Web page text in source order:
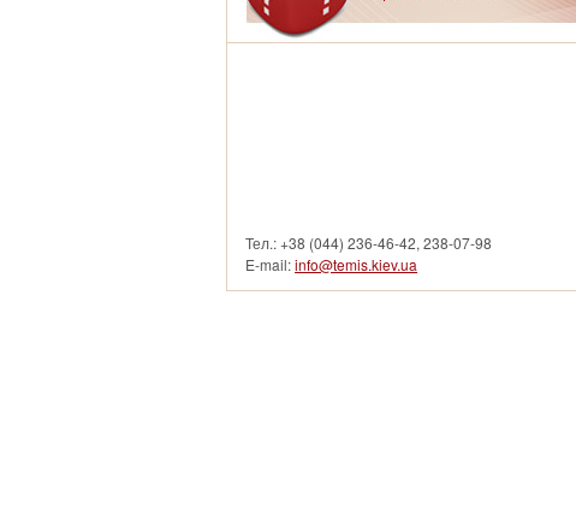
Тел.: +38 (044) 236-46-42, 238-07-98
E-mail:info@temis.kiev.ua